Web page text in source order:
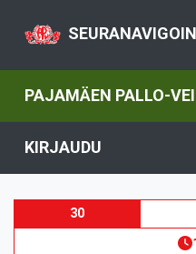
PAJAMÄEN PALLO-
KIRJAUDU
30